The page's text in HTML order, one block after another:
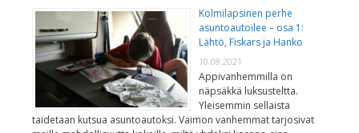
Kolmilapsinen perhe
asuntoautoilee – osa 1:
Lähtö, Fiskars ja Hanko
10.08.2021
Appivanhemmilla on
näpsäkkä luksusteltta.
Yleisemmin sellaista
taidetaan kutsua asuntoautoksi. Vaimon vanhemmat tarjosivat